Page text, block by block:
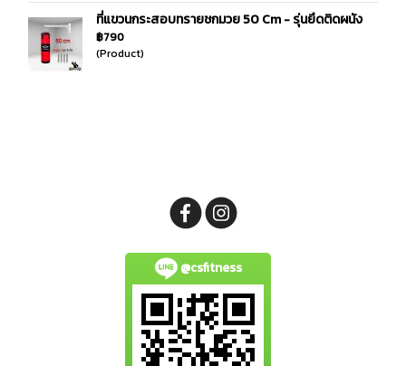
ที่แขวนกระสอบทรายชกมวย 50 Cm - รุ่นยึดติดผนัง
฿790
(Product)
@csfitness